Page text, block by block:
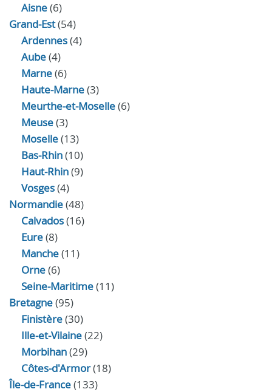
Aisne(6)
Grand-Est(54)
Ardennes(4)
Aube(4)
Marne(6)
Haute-Marne(3)
Meurthe-et-Moselle(6)
Meuse(3)
Moselle(13)
Bas-Rhin(10)
Haut-Rhin(9)
Vosges(4)
Normandie(48)
Calvados(16)
Eure(8)
Manche(11)
Orne(6)
Seine-Maritime(11)
Bretagne(95)
Finistère(30)
Ille-et-Vilaine(22)
Morbihan(29)
Côtes-d'Armor(18)
Île-de-France(133)